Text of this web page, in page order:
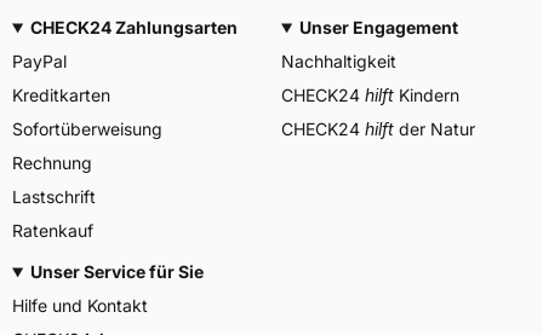
CHECK24 Zahlungsarten
PayPal
Kreditkarten
Sofortüberweisung
Rechnung
Lastschrift
Ratenkauf
Unser Engagement
Nachhaltigkeit
CHECK24 hilft Kindern
CHECK24 hilft der Natur
Unser Service für Sie
Hilfe und Kontakt